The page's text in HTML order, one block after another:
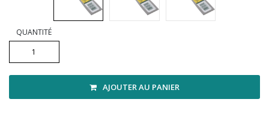
QUANTITÉ
AJOUTER AU PANIER